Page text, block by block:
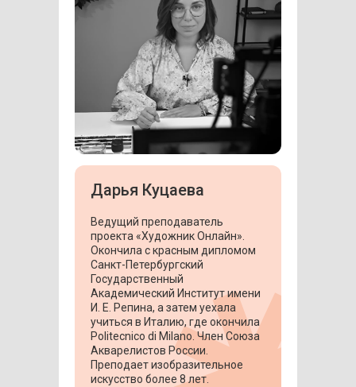
Ведущий преподаватель
проекта «Художник Онлайн».
Окончила с красным дипломом
Санкт-Петербургский
Государственный
Академический Институт имени
И. Е. Репина, а затем уехала
учиться в Италию, где окончила
Politecnico di Milano. Член Союза
Акварелистов России.
Преподает изобразительное
искусство более 8 лет.
Дарья Куцаева